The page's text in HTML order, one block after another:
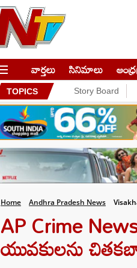
వార్తలు సినిమాలు
TOPICS Story Board
Home Andhra Pradesh News
AP Crime
యువకులను